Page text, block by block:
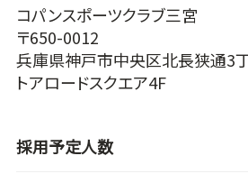
コパンスポーツクラブ三宮
〒650-0012
兵庫県神戸市中央区北長狭通3
トアロードスクエア4F
採用予定人数